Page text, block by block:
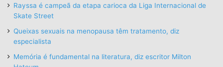
Rayssa é campeã da etapa carioca da Liga Internacional de
Skate Street
Queixas sexuais na menopausa têm tratamento, diz
especialista
Memória é fundamental na literatura, diz escritor Milton